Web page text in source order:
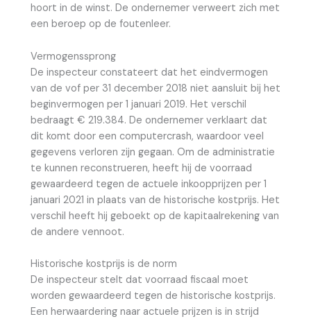
hoort in de winst. De ondernemer verweert zich met
een beroep op de foutenleer.
Vermogenssprong
De inspecteur constateert dat het eindvermogen
van de vof per 31 december 2018 niet aansluit bij het
beginvermogen per 1 januari 2019. Het verschil
bedraagt € 219.384. De ondernemer verklaart dat
dit komt door een computercrash, waardoor veel
gegevens verloren zijn gegaan. Om de administratie
te kunnen reconstrueren, heeft hij de voorraad
gewaardeerd tegen de actuele inkoopprijzen per 1
januari 2021 in plaats van de historische kostprijs. Het
verschil heeft hij geboekt op de kapitaalrekening van
de andere vennoot.
Historische kostprijs is de norm
De inspecteur stelt dat voorraad fiscaal moet
worden gewaardeerd tegen de historische kostprijs.
Een herwaardering naar actuele prijzen is in strijd